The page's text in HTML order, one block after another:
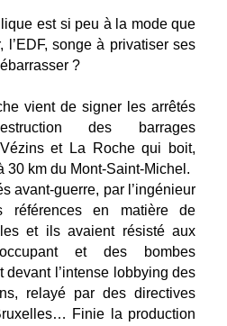
est si peu à la mode que
l’EDF, songe à privatiser ses
?
vient de signer les arrêtés
des barrages
et La Roche qui boit,
30 km du Mont-Saint-Michel.
avant-guerre, par l’ingénieur
références en matière de
et ils avaient résisté aux
et des bombes
devant l’intense lobbying des
relayé par des directives
Finie la production